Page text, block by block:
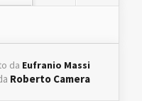
da Eufranio Massi
Roberto Camera